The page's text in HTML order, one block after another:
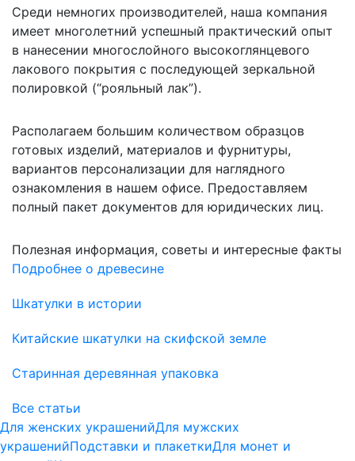
Среди немногих производителей, наша компания
имеет многолетний успешный практический опыт
в нанесении многослойного высокоглянцевого
лакового покрытия с последующей зеркальной
полировкой (“рояльный лак”).
Располагаем большим количеством образцов
готовых изделий, материалов и фурнитуры,
вариантов персонализации для наглядного
ознакомления в нашем офисе. Предоставляем
полный пакет документов для юридических лиц.
Полезная информация, советы и интересные факты
Подробнее о древесине
Шкатулки в истории
Китайские шкатулки на скифской земле
Старинная деревянная упаковка
Все статьи
Для женских украшенийДля мужских
украшенийПодставки и плакеткиДля монет и